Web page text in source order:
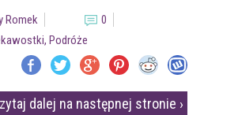
Romek
0
, Podróże
dalej na następnej stronie ›